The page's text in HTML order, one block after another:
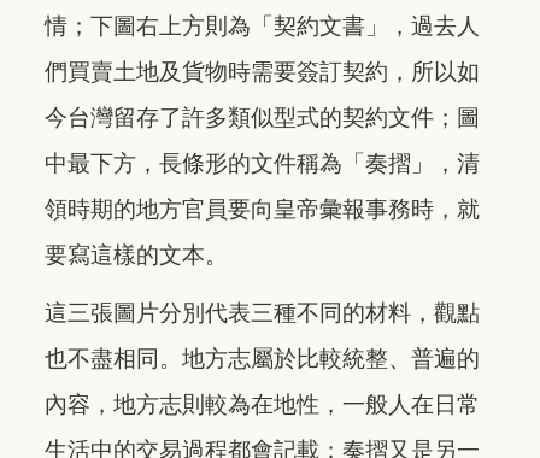
情；下圖右上方則為「契約文書」，過去人
們買賣土地及貨物時需要簽訂契約，所以如
今台灣留存了許多類似型式的契約文件；圖
中最下方，長條形的文件稱為「奏摺」，清
領時期的地方官員要向皇帝彙報事務時，就
要寫這樣的文本。
這三張圖片分別代表三種不同的材料，觀點
也不盡相同。地方志屬於比較統整、普遍的
內容，地方志則較為在地性，一般人在日常
生活中的交易過程都會記載；奏摺又是另一